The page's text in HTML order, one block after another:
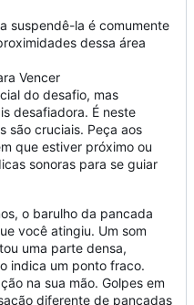
suspendê-la é comumente
dessa área
Vencer
do desafio, mas
desafiadora. É neste
são cruciais. Peça aos
que estiver próximo ou
sonoras para se guiar
o barulho da pancada
você atingiu. Um som
uma parte densa,
indica um ponto fraco.
na sua mão. Golpes em
diferente de pancadas